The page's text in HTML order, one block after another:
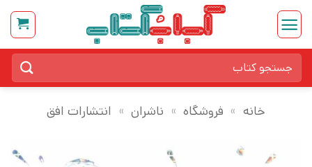
Skip
content
برای:
خانه » فروشگاه » ناشران » انتشارات افق